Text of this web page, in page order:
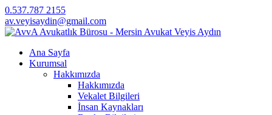
0.537.787 2155
av.veyisaydin@gmail.com
Ana Sayfa
Kurumsal
Hakkımızda
Hakkımızda
Vekalet Bilgileri
İnsan Kaynakları